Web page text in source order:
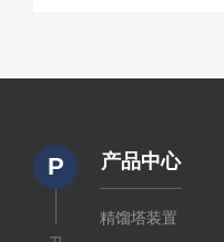
P 产品中心
精馏塔装置